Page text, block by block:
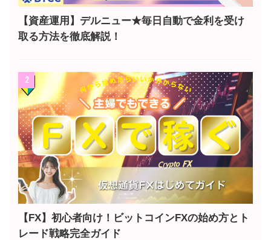
【資産運用】デルニュー★毎日自動で金利を受け
取る方法を徹底解説！
2
【FX】初心者向け！ビットコインFXの始め方とト
レード戦略完全ガイド